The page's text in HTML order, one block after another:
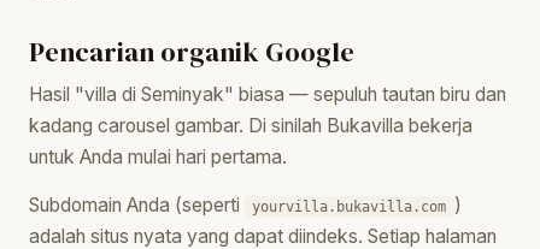
Pencarian organik Google
Hasil "villa di Seminyak" biasa — sepuluh tautan biru dan
kadang carousel gambar. Di sinilah Bukavilla bekerja
untuk Anda mulai hari pertama.
Subdomain Anda (seperti yourvilla.bukavilla.com )
adalah situs nyata yang dapat diindeks. Setiap halaman